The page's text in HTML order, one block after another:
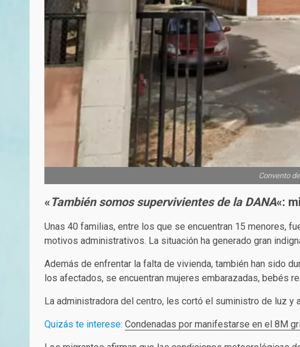
Convento
«También somos supervivientes de la DANA«:
Unas 40 familias, entre los que se encuentran 15 menores,
motivos administrativos. La situación ha generado gran
Además de enfrentar la falta de vivienda, también han sido
los afectados, se encuentran mujeres embarazadas, bebés
La administradora del centro, les cortó el suministro de luz y
Quizás te interese: Condenadas por manifestarse en el 8M